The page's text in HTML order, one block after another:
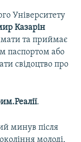
Університету
Казарін
та приймає
паспортом або
свідоцтво про
.
минув після
молоді,